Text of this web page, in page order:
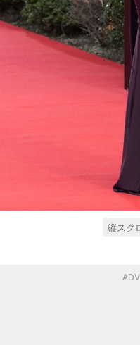
縦スク